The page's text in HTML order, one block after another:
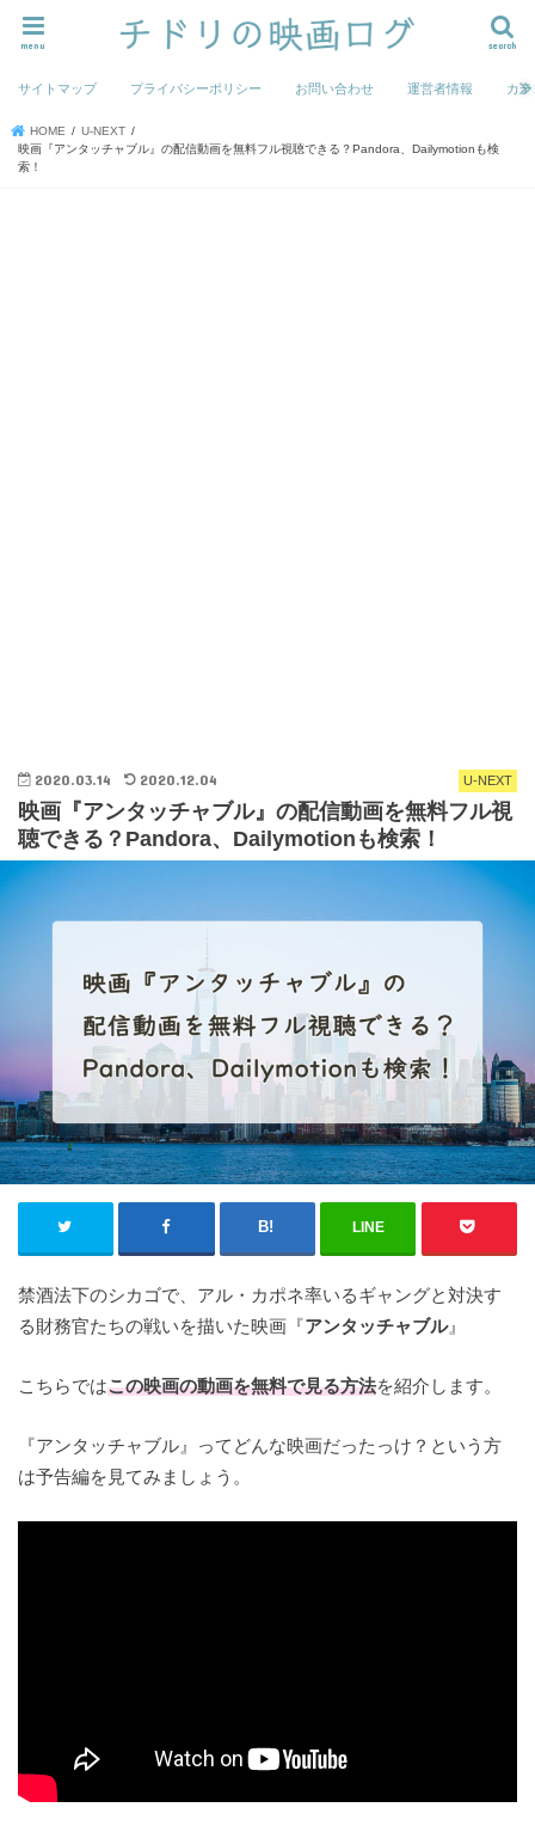
search
menu
サイトマップ プライバシーポリシー お問い合わせ 運営者情報 カ
HOME
U-NEXT
映画『アンタッチャブル』の配信動画を無料フル視聴できる？Pandora、Dailymotionも検
索！
U-NEXT
2020.03.14 2020.12.04
映画『アンタッチャブル』の配信動画を無料フル視
聴できる？Pandora、Dailymotionも検索！
LINE
禁酒法下のシカゴで、アル・カポネ率いるギャングと対決す
る財務官たちの戦いを描いた映画『アンタッチャブル』
こちらではこの映画の動画を無料で見る方法を紹介します。
『アンタッチャブル』ってどんな映画だったっけ？という方
は予告編を見てみましょう。